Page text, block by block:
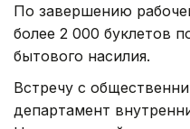
По завершению
более 2 000 буклетов
бытового насилия.
Встречу с
департамент